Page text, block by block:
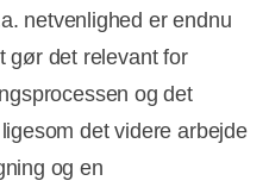
netvenlighed er endnu
gør det relevant for
og det
det videre arbejde
og en